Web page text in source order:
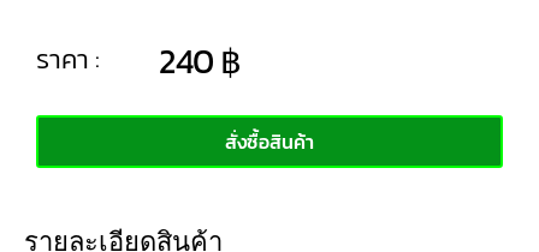
ราคา : 240฿
สั่งซื้อสินค้า
รายละเอียดสินค้า